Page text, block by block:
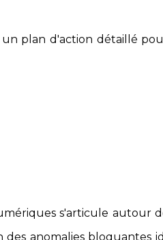
plan d'action détaillé
s'articule autour
anomalies bloquantes